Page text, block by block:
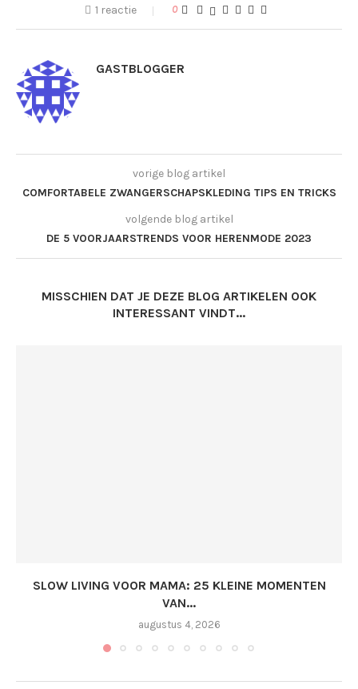
1 reactie 0
GASTBLOGGER
vorige blog artikel
COMFORTABELE ZWANGERSCHAPSKLEDING TIPS EN TRICKS
volgende blog artikel
DE 5 VOORJAARSTRENDS VOOR HERENMODE 2023
MISSCHIEN DAT JE DEZE BLOG ARTIKELEN OOK
INTERESSANT VINDT...
SLOW LIVING VOOR MAMA: 25 KLEINE MOMENTEN
VAN...
augustus 4, 2026